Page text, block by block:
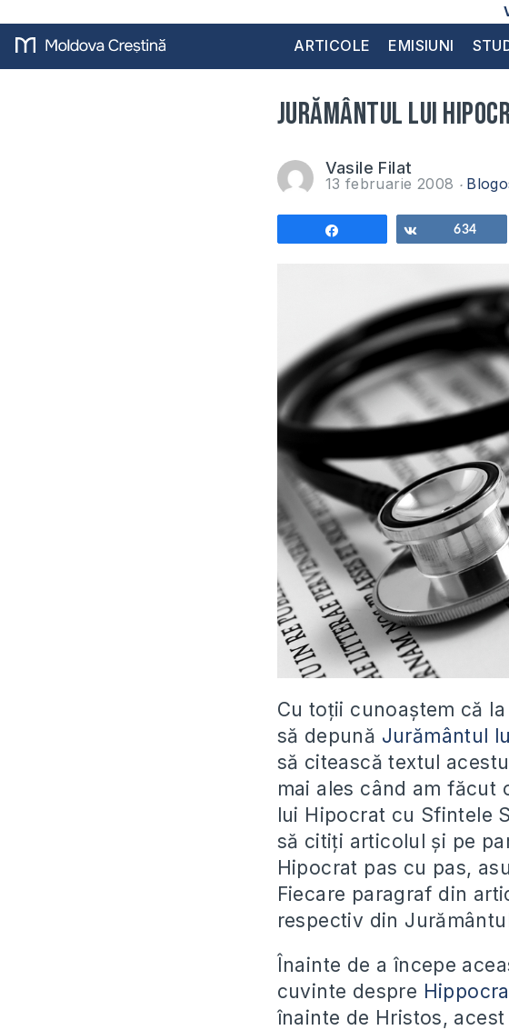
ARTICOLE EMISIUNI
Jurământul lui
Vasile Filat
13 februarie 2008
Share634
Cu toţii cunoaştem că
să depună Jurământul
să citească textul
mai ales când am făcut
lui Hipocrat cu Sfintele
să citiţi articolul şi pe
Hipocrat pas cu pas,
Fiecare paragraf din
respectiv din
Înainte de a începe
cuvinte despre
înainte de Hristos,